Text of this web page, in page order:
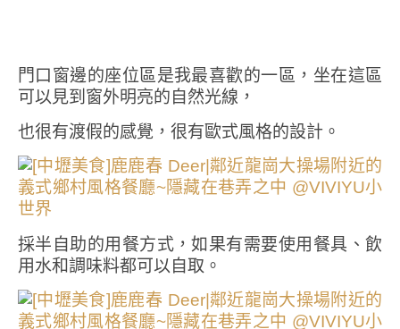
門口窗邊的座位區是我最喜歡的一區，坐在這區
可以見到窗外明亮的自然光線，
也很有渡假的感覺，很有歐式風格的設計。
採半自助的用餐方式，如果有需要使用餐具、飲
用水和調味料都可以自取。